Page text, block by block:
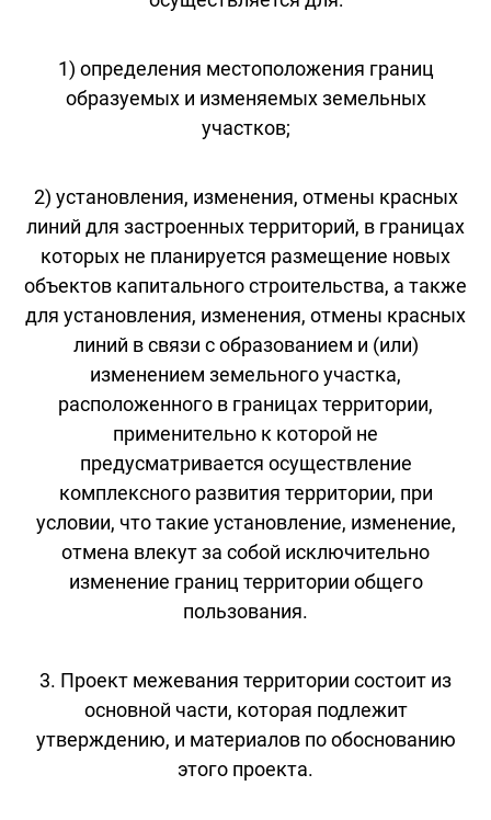
1) определения местоположения границ
образуемых и изменяемых земельных
участков;
2) установления, изменения, отмены красных
линий для застроенных территорий, в границах
которых не планируется размещение новых
объектов капитального строительства, а также
для установления, изменения, отмены красных
линий в связи с образованием и (или)
изменением земельного участка,
расположенного в границах территории,
применительно к которой не
предусматривается осуществление
комплексного развития территории, при
условии, что такие установление, изменение,
отмена влекут за собой исключительно
изменение границ территории общего
пользования.
3. Проект межевания территории состоит из
основной части, которая подлежит
утверждению, и материалов по обоснованию
этого проекта.